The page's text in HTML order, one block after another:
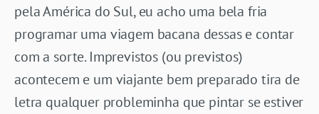
pela América do Sul, eu acho uma bela fria
programar uma viagem bacana dessas e contar
com a sorte. Imprevistos (ou previstos)
acontecem e um viajante bem preparado tira de
letra qualquer probleminha que pintar se estiver